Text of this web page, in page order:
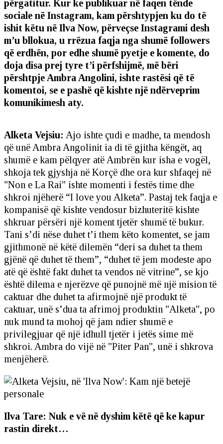
përgatitur. Kur ke publikuar në faqen tënde
sociale në Instagram, kam përshtypjen ku do të
ishit këtu në Ilva Now, përveçse Instagrami desh
m’u bllokua, u rrëzua faqja nga shumë followers
që erdhën, por edhe shumë pyetje e komente, do
doja disa prej tyre t’i përfshijmë, më bëri
përshtpje Ambra Angolini, ishte rastësi që të
komentoi, se e pashë që kishte një ndërveprim
komunikimesh aty.
Alketa Vejsiu: Ajo ishte çudi e madhe, ta mendosh
që unë Ambra Angolinit ia di të gjitha këngët, aq
shumë e kam pëlqyer atë Ambrën kur isha e vogël,
shkoja tek gjyshja në Korçë dhe ora kur shfaqej në
"Non e La Rai" ishte momenti i festës time dhe
shkroi njëherë “I love you Alketa”. Pastaj tek faqja e
kompanisë që kishte vendosur bizhuteritë kishte
shkruar përsëri një koment tjetër shumë të bukur.
Tani s’di nëse duhet t’i them këto komentet, se jam
gjithmonë në këtë dilemën “deri sa duhet ta them
gjënë që duhet të them”, “duhet të jem modeste apo
atë që është fakt duhet ta vendos në vitrine”, se kjo
është dilema e njerëzve që punojnë më një mision të
caktuar dhe duhet ta afirmojnë një produkt të
caktuar, unë s’dua ta afrimoj produktin "Alketa", po
nuk mund ta mohoj që jam ndier shumë e
privilegjuar që një idhull tjetër i jetës sime më
shkroi. Ambra do vijë në "Piter Pan", unë i shkrova
menjëherë.
Ilva Tare: Nuk e vë në dyshim këtë që ke kapur
rastin direkt…